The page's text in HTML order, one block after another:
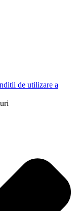
de utilizare a